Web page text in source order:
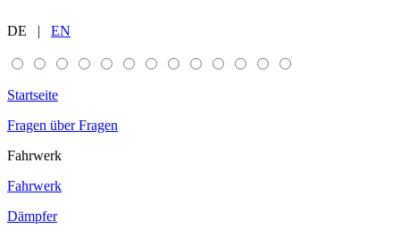
DE | EN
Startseite
Fragen über Fragen
Fahrwerk
Fahrwerk
Dämpfer